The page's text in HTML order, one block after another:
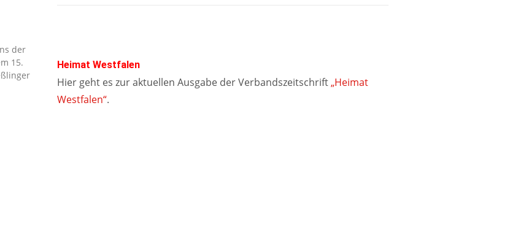
der
15.
Heimat Westfalen
Hier geht es zur aktuellen Ausgabe der Verbandszeitschrift„Heimat
Westfalen“.